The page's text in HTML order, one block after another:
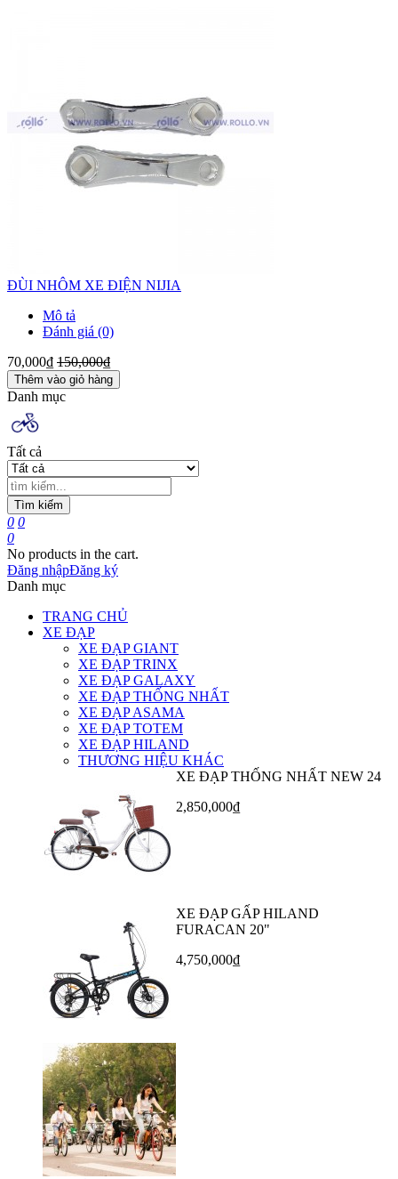
ĐÙI NHÔM XE ĐIỆN NIJIA
Mô tả
Đánh giá (0)
70,000₫ 150,000₫
Thêm vào giỏ hàng
Danh mục
Tất cả
Tìm kiếm
0 0
0
No products in the cart.
Đăng nhậpĐăng ký
Danh mục
TRANG CHỦ
XE ĐẠP
XE ĐẠP GIANT
XE ĐẠP TRINX
XE ĐẠP GALAXY
XE ĐẠP THỐNG NHẤT
XE ĐẠP ASAMA
XE ĐẠP TOTEM
XE ĐẠP HILAND
THƯƠNG HIỆU KHÁC
XE ĐẠP THỐNG NHẤT NEW 24
2,850,000₫
XE ĐẠP GẤP HILAND
FURACAN 20"
4,750,000₫